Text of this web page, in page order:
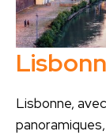
Lisbonne,